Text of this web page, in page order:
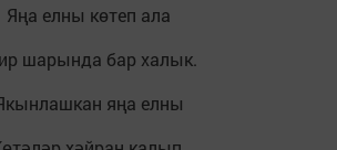
Яңа елны көтеп ала
шарында бар халык.
яңа елны